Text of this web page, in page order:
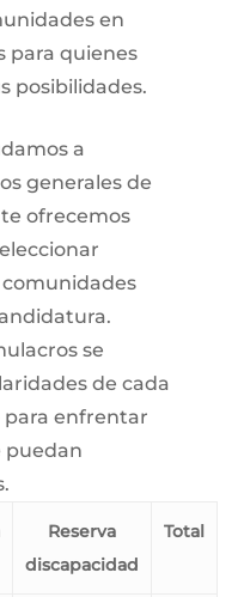
en
para quienes
posibilidades.
a
generales de
te ofrecemos
se
de cada
enfrentar
puedan
Reserva
discapacidad
Total